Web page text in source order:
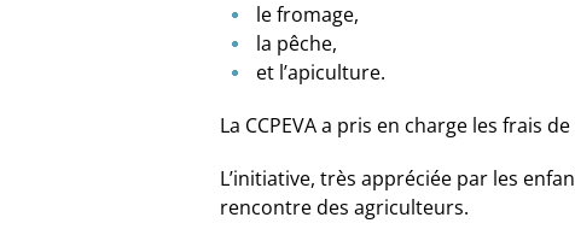
le fromage,
la pêche,
et l’apiculture.
La CCPEVA a pris en charge les frais
L’initiative, très appréciée par les
rencontre des agriculteurs.